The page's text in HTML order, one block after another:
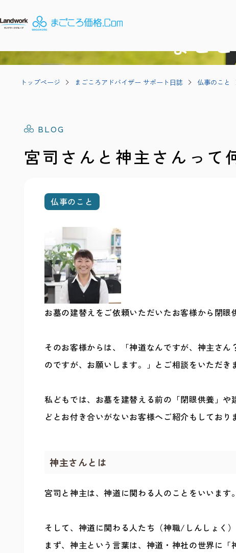
まご
トップページ まごころアドバイザー サポート⽇誌 仏事のこと
BLOG
宮司さんと神主さんって
仏事のこと
お墓の建替えをご依頼いただいたお客様から閉眼
そのお客様からは、「神道なんですが、神主さ
のですが、お願いします。」とご相談をいただき
私どもでは、お墓を建替える前の「閉眼供養」
どとお付き合いがないお客様へご紹介もしており
神主さんとは
宮司と神主は、神道に関わる人のことをいいます。
そして、神道に関わる人たち（神職/しんしょく
まず、神主という言葉は、神道・神社の世界に「